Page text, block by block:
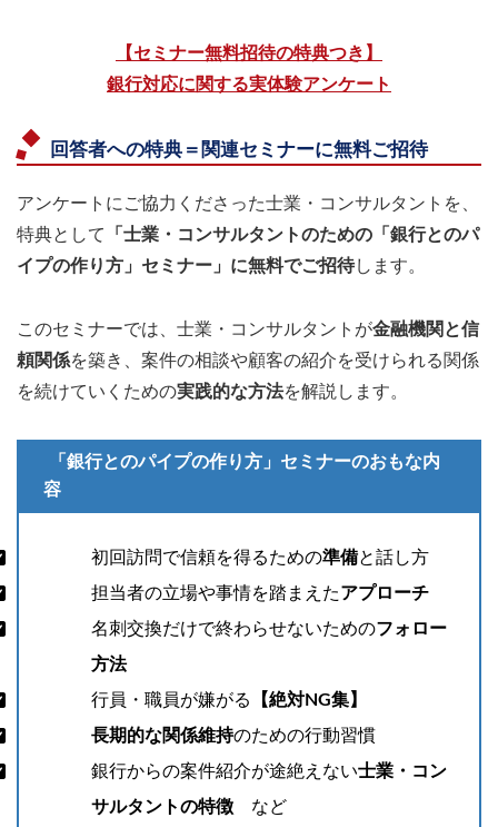
【セミナー無料招待の特典つき】
銀行対応に関する実体験アンケート
回答者への特典＝関連セミナーに無料ご招待
アンケートにご協力くださった士業・コンサルタントを、
特典として
「士業・コンサルタントのための「銀行とのパ
イプの作り方」セミナー」に無料でご招待します。
このセミナーでは、士業・コンサルタントが金融機関と信
頼関係を築き、案件の相談や顧客の紹介を受けられる関係
を続けていくための実践的な方法を解説します。
「銀行とのパイプの作り方」セミナーのおもな内
容
初回訪問で信頼を得るための準備と話し方
担当者の立場や事情を踏まえたアプローチ
名刺交換だけで終わらせないためのフォロー
方法
行員・職員が嫌がる
【絶対NG集】
長期的な関係維持のための行動習慣
銀行からの案件紹介が途絶えない士業・コン
サルタントの特徴 など